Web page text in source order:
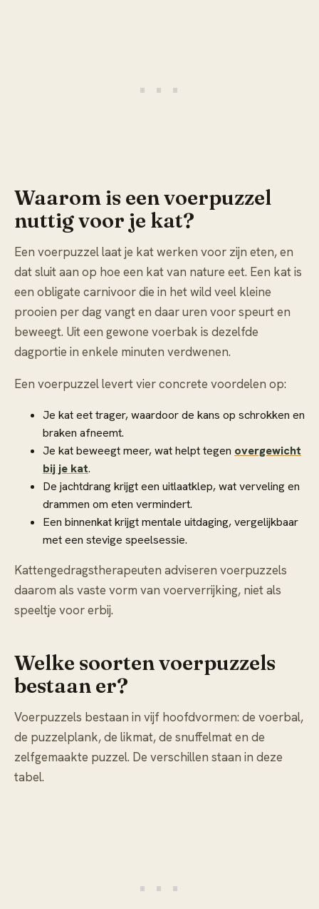
Waarom is een voerpuzzel
nuttig voor je kat?
Een voerpuzzel laat je kat werken voor zijn eten, en
dat sluit aan op hoe een kat van nature eet. Een kat is
een obligate carnivoor die in het wild veel kleine
prooien per dag vangt en daar uren voor speurt en
beweegt. Uit een gewone voerbak is dezelfde
dagportie in enkele minuten verdwenen.
Een voerpuzzel levert vier concrete voordelen op:
Je kat eet trager, waardoor de kans op schrokken en
braken afneemt.
Je kat beweegt meer, wat helpt tegen overgewicht
bij je kat.
De jachtdrang krijgt een uitlaatklep, wat verveling en
drammen om eten vermindert.
Een binnenkat krijgt mentale uitdaging, vergelijkbaar
met een stevige speelsessie.
Kattengedragstherapeuten adviseren voerpuzzels
daarom als vaste vorm van voerverrijking, niet als
speeltje voor erbij.
Welke soorten voerpuzzels
bestaan er?
Voerpuzzels bestaan in vijf hoofdvormen: de voerbal,
de puzzelplank, de likmat, de snuffelmat en de
zelfgemaakte puzzel. De verschillen staan in deze
tabel.